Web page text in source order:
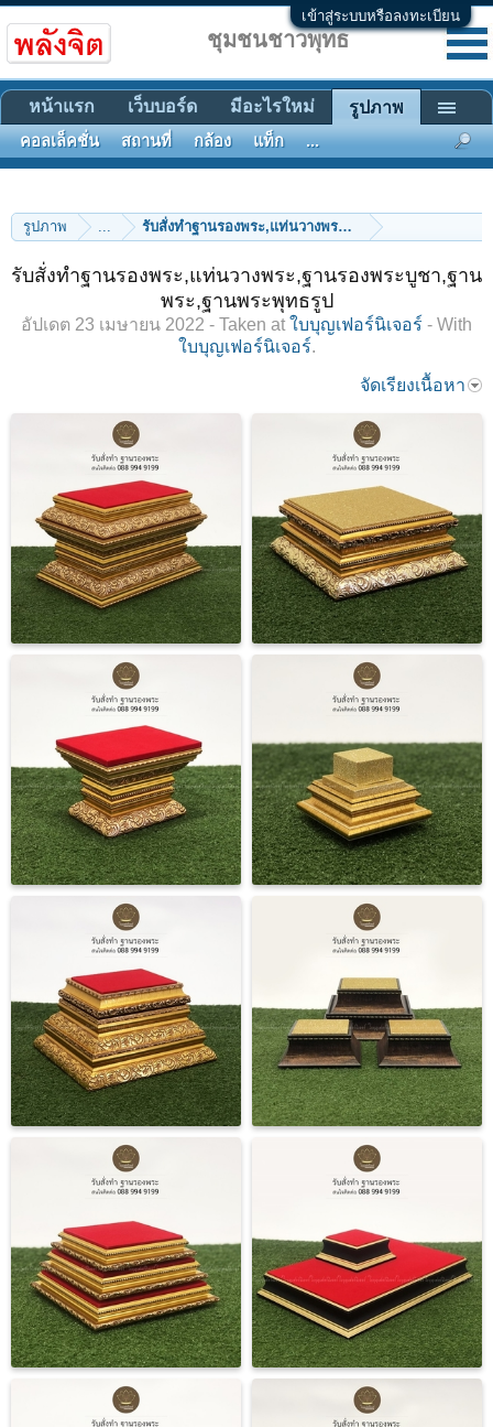
เข้าสู่ระบบหรือลงทะเบียน
รูปภาพ ... รับสั่งทำฐานรองพระ,แท่นวางพระ,ฐานรองพระบูชา,ฐาน
รับสั่งทำฐานรองพระ,แท่นวางพระ,ฐานรองพระบูชา,ฐาน
พระ,ฐานพระพุทธรูป
อัปเดต 23 เมษายน 2022 - Taken at ใบบุญเฟอร์นิเจอร์ - With
ใบบุญเฟอร์นิเจอร์.
จัดเรียงเนื้อหา
ชุมชนชาวพุทธ
หน้าแรก เว็บบอร์ด มีอะไรใหม่ รูปภาพ
คอลเล็คชั่น สถานที่ กล้อง แท็ก ...